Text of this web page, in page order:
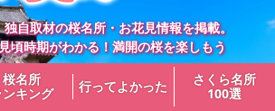
自取材の桜名所・お花見情報を掲載。
頃時期がわかる！満開の桜を楽しもう
桜名所
ンキング
行ってよかった
さくら名所
100選